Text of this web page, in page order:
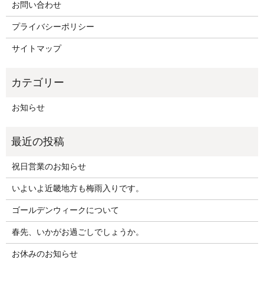
お問い合わせ
プライバシーポリシー
サイトマップ
お知らせ
祝日営業のお知らせ
いよいよ近畿地方も梅雨入りです。
ゴールデンウィークについて
春先、いかがお過ごしでしょうか。
お休みのお知らせ